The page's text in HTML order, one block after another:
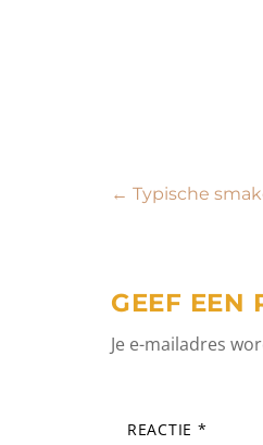
Bericht
← Typische
GEEF EEN
Je e-mailadres
REACTIE *